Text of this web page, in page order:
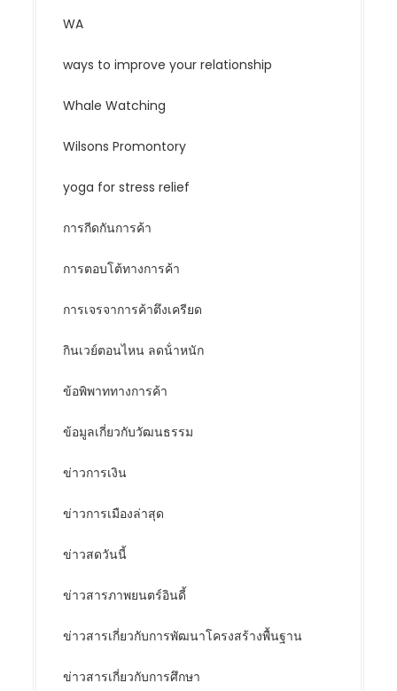
WA
ways to improve your relationship
Whale Watching
Wilsons Promontory
yoga for stress relief
การกีดกันการค้า
การตอบโต้ทางการค้า
การเจรจาการค้าตึงเครียด
กินเวย์ตอนไหน ลดน้ําหนัก
ข้อพิพาททางการค้า
ข้อมูลเกี่ยวกับวัฒนธรรม
ข่าวการเงิน
ข่าวการเมืองล่าสุด
ข่าวสดวันนี้
ข่าวสารภาพยนตร์อินดี้
ข่าวสารเกี่ยวกับการพัฒนาโครงสร้างพื้นฐาน
ข่าวสารเกี่ยวกับการศึกษา